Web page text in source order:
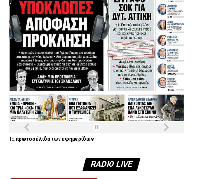
Ταπρωτοσέλιδατωνεφημερίδων
RADIO LIVE